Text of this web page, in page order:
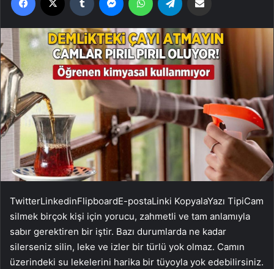
TwitterLinkedinFlipboardE-postaLinki KopyalaYazı TipiCam
silmek birçok kişi için yorucu, zahmetli ve tam anlamıyla
sabır gerektiren bir iştir. Bazı durumlarda ne kadar
silerseniz silin, leke ve izler bir türlü yok olmaz. Camın
üzerindeki su lekelerini harika bir tüyoyla yok edebilirsiniz.